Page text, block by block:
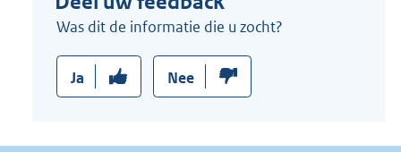
Was dit de informatie die u zocht?
Ja Nee